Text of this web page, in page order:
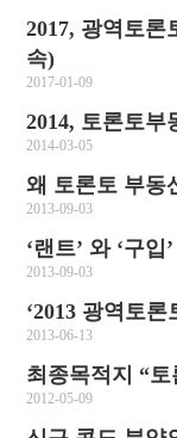
2017, 광역토론
속)
2017-01-09
2014, 토론토
2014-03-05
왜 토론토 부동
2013-09-03
‘랜트’ 와 ‘구
2013-09-03
‘2013 광역토
2013-06-13
최종목적지 “토
2012-05-09